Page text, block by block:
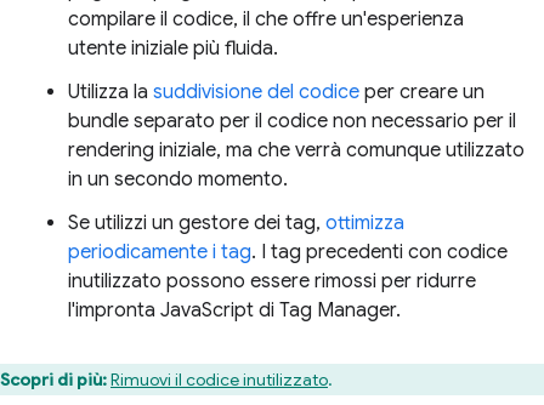
compilare il codice, il che offre un'esperienza
utente iniziale più fluida.
Utilizza la suddivisione del codice per creare un
bundle separato per il codice non necessario per il
rendering iniziale, ma che verrà comunque utilizzato
in un secondo momento.
Se utilizzi un gestore dei tag, ottimizza
periodicamente i tag. I tag precedenti con codice
inutilizzato possono essere rimossi per ridurre
l'impronta JavaScript di Tag Manager.
Scopri di più:Rimuovi il codice inutilizzato.